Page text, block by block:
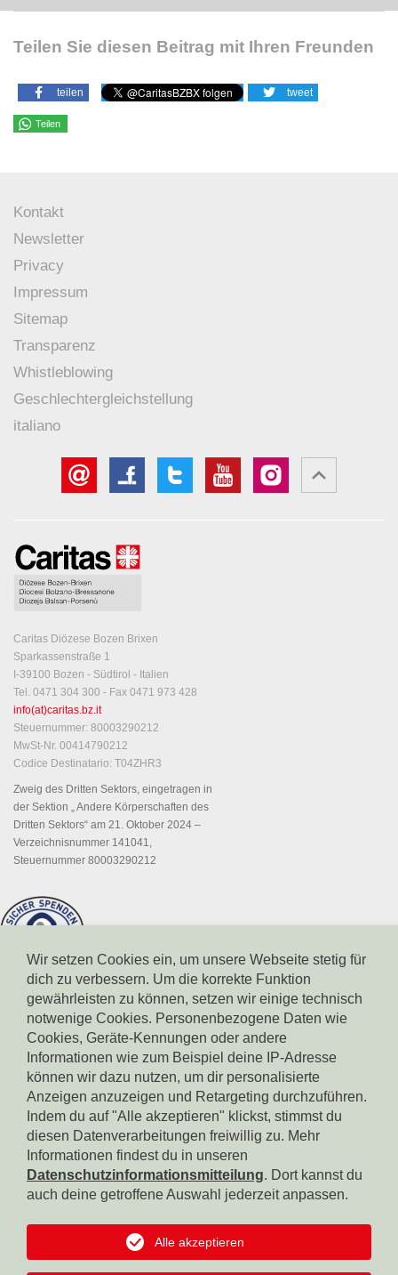
Teilen Sie diesen Beitrag mit Ihren Freunden
teilen tweet
Teilen
Kontakt
Newsletter
Privacy
Impressum
Sitemap
Transparenz
Whistleblowing
Geschlechtergleichstellung
italiano
Caritas Diözese Bozen Brixen
Sparkassenstraße 1
I-39100 Bozen - Südtirol - Italien
Tel. 0471 304 300 - Fax 0471 973 428
info(at)caritas.bz.it
Steuernummer: 80003290212
MwSt-Nr. 00414790212
Codice Destinatario: T04ZHR3
Zweig des Dritten Sektors, eingetragen in
der Sektion „ Andere Körperschaften des
Dritten Sektors“ am 21. Oktober 2024 –
Verzeichnisnummer 141041,
Steuernummer 80003290212
Spendenkonto Südtiroler Sparkasse
IBAN: IT17X0604511601000000110801
BIC: CRBZIT2B001
Spendenkonto Intesa Sanpaolo
IBAN: IT18B0306911619000006000065
BIC: BCITITMM
IBAN: IT42F0349311600000300200018
BIC: RZSBIT2B
Wir setzen Cookies ein, um unsere Webseite stetig für
dich zu verbessern. Um die korrekte Funktion
gewährleisten zu können, setzen wir einige technisch
notwenige Cookies. Personenbezogene Daten wie
Cookies, Geräte-Kennungen oder andere
Informationen wie zum Beispiel deine IP-Adresse
können wir dazu nutzen, um dir personalisierte
Anzeigen anzuzeigen und Retargeting durchzuführen.
Indem du auf "Alle akzeptieren" klickst, stimmst du
diesen Datenverarbeitungen freiwillig zu. Mehr
Informationen findest du in unseren
Datenschutzinformationsmitteilung. Dort kannst du
auch deine getroffene Auswahl jederzeit anpassen.
Alle akzeptieren